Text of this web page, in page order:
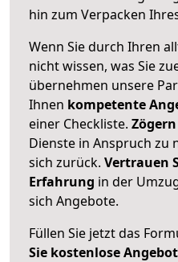
hin zum Verpacken
Wenn Sie durch Ihren
nicht wissen, was Sie
übernehmen unsere
Ihnen kompetente
einer Checkliste.
Dienste in Anspruch zu
sich zurück. Vertrauen
Erfahrung in der
sich Angebote.
Füllen Sie jetzt das
Sie kostenlose